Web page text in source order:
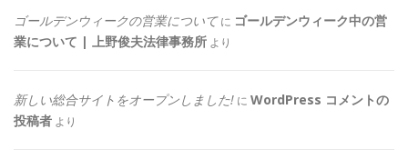
ゴールデンウィークの営業についてに ゴールデンウィーク中の営
業について | 上野俊夫法律事務所 より
新しい総合サイトをオープンしました! に WordPress コメントの
投稿者 より